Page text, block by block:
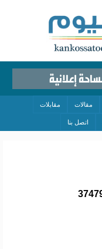
مقالات مقابلات
اتصل بنا